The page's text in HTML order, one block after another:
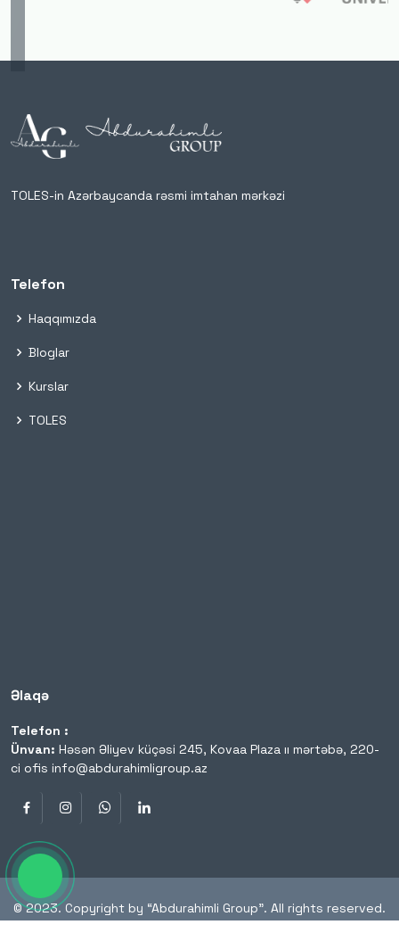
TOLES-in Azərbaycanda rəsmi imtahan mərkəzi
Telefon
Haqqımızda
Bloglar
Kurslar
TOLES
Əlaqə
Telefon :
Ünvan: Həsən Əliyev küçəsi 245, Kovaa Plaza ıı mərtəbə, 220-
ci ofis info@abdurahimligroup.az
© 2023. Copyright by “Abdurahimli Group”. All rights reserved.